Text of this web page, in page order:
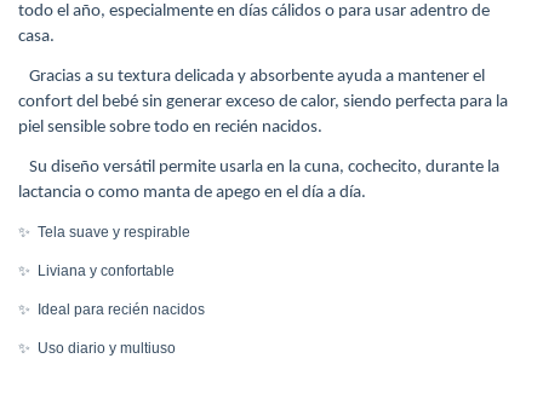
todo el año, especialmente en días cálidos o para usar adentro de
casa.
Gracias a su textura delicada y absorbente ayuda a mantener el
confort del bebé sin generar exceso de calor, siendo perfecta para la
piel sensible sobre todo en recién nacidos.
Su diseño versátil permite usarla en la cuna, cochecito, durante la
lactancia o como manta de apego en el día a día.
✨ Tela suave y respirable
✨ Liviana y confortable
✨ Ideal para recién nacidos
✨ Uso diario y multiuso